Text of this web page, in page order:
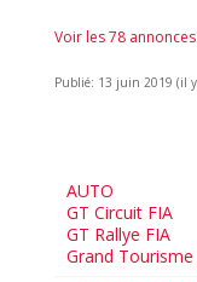
Voir les 78
Publié: 13 juin 2019 (il y
AUTO
GT Circuit FIA
GT Rallye FIA
Grand Tourisme